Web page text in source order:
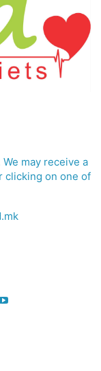
may receive a
clicking on one of